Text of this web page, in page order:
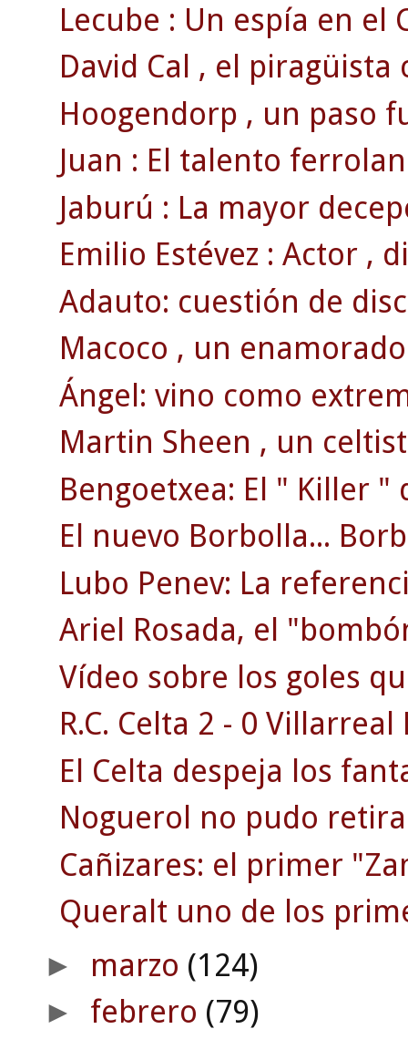
Lecube : Un espía en el
David Cal , el piragüista
Hoogendorp , un paso
Juan : El talento
Jaburú : La mayor
Emilio Estévez : Actor ,
Adauto: cuestión de
Macoco , un
Ángel: vino como
Martin Sheen , un
Bengoetxea: El " Killer "
El nuevo Borbolla...
Lubo Penev: La
Ariel Rosada, el
Vídeo sobre los goles
R.C. Celta 2 - 0 Villarreal
El Celta despeja los
Noguerol no pudo
Cañizares: el primer
Queralt uno de los
► marzo (124)
► febrero (79)